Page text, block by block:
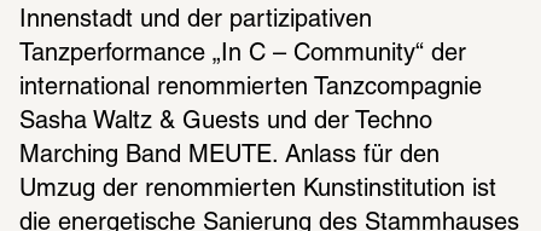
Innenstadt und der partizipativen
Tanzperformance „In C – Community“ der
international renommierten Tanzcompagnie
Sasha Waltz & Guests und der Techno
Marching Band MEUTE. Anlass für den
Umzug der renommierten Kunstinstitution ist
die energetische Sanierung des Stammhauses